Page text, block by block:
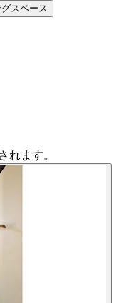
スペース
れます。